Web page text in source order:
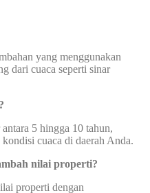
yang menggunakan
dari cuaca seperti sinar
5 hingga 10 tahun,
cuaca di daerah Anda.
nilai properti?
properti dengan